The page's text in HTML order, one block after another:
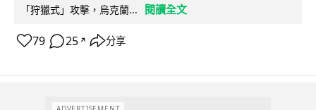
「狩獵式」攻擊，烏克蘭...
閱讀全文
79 25 ↗ 分享